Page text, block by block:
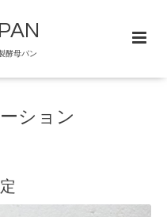
酵母パン
ション